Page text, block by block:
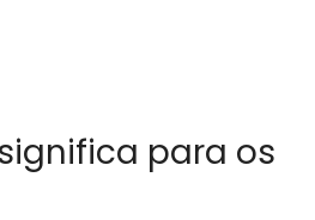
para os